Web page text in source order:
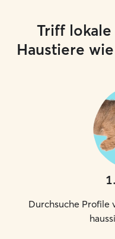
Triff
Haustiere
1.
Durchsuche Profile